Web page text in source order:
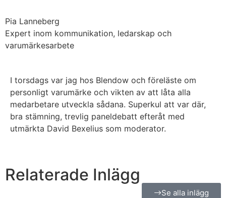
Pia Lanneberg
Expert inom kommunikation, ledarskap och
varumärkesarbete
I torsdags var jag hos Blendow och föreläste om
personligt varumärke och vikten av att låta alla
medarbetare utveckla sådana. Superkul att var där,
bra stämning, trevlig paneldebatt efteråt med
utmärkta David Bexelius som moderator.
Relaterade Inlägg
Se alla inlägg